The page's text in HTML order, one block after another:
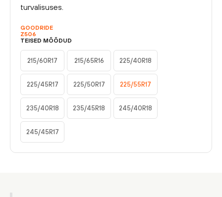
turvalisuses.
GOODRIDE
Z506
TEISED MÕÕDUD
215/60R17 215/65R16 225/40R18
225/45R17 225/50R17 225/55R17
235/40R18 235/45R18 245/40R18
245/45R17